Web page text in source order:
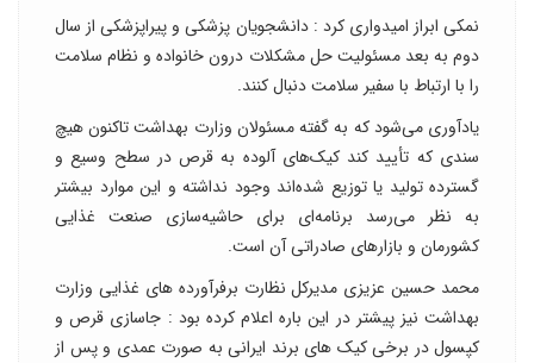
نمکی ابراز امیدواری کرد : دانشجویان پزشکی و پیراپزشکی از سال
دوم به بعد مسئولیت حل مشکلات درون خانواده و نظام سلامت
را با ارتباط با سفیر سلامت دنبال کنند.
یادآوری می‌شود که به گفته مسئولان وزارت بهداشت تاکنون هیچ
سندی که تأیید کند کیک‌های آلوده به قرص در سطح وسیع و
گسترده تولید یا توزیع شده‌اند وجود نداشته و این موارد بیشتر
به نظر می‌رسد برنامه‌ای برای حاشیه‌سازی صنعت غذایی
کشورمان و بازارهای صادراتی آن است.
محمد حسین عزیزی مدیرکل نظارت برفرآورده های غذایی وزارت
بهداشت نیز پیشتر در این باره اعلام کرده بود : جاسازی قرص و
کپسول در برخی کیک های برند ایرانی به صورت عمدی و پس از